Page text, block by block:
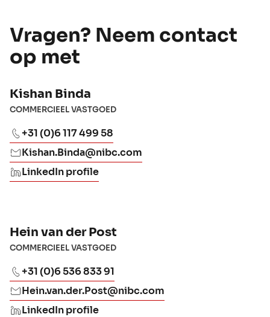
Vragen? Neem contact
op met
Kishan Binda
COMMERCIEEL VASTGOED
+31 (0)6 117 499 58
Kishan.Binda@nibc.com
LinkedIn profile
Hein van der Post
COMMERCIEEL VASTGOED
+31 (0)6 536 833 91
Hein.van.der.Post@nibc.com
LinkedIn profile